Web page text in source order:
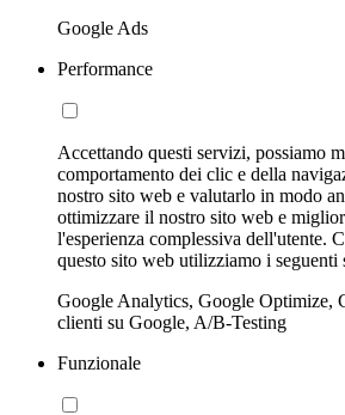
Google Ads
Performance
Accettando questi servizi, possiamo
comportamento dei clic e della
nostro sito web e valutarlo in modo
ottimizzare il nostro sito web e
l'esperienza complessiva dell'utente.
questo sito web utilizziamo i seguenti
Google Analytics, Google Optimize,
clienti su Google, A/B-Testing
Funzionale